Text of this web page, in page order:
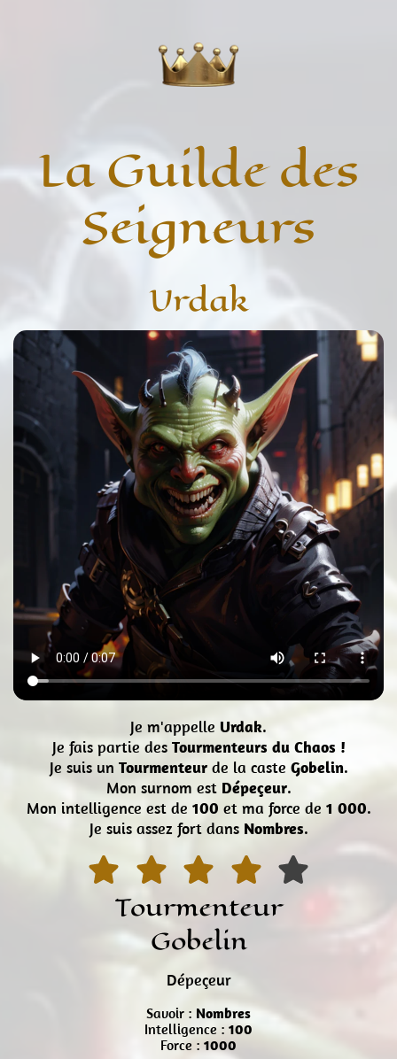
La Guilde des
Seigneurs
Urdak
Je m'appelle Urdak.
Je fais partie des Tourmenteurs du Chaos !
Je suis un Tourmenteurde la caste Gobelin.
Mon surnom est Dépeçeur.
Mon intelligence est de 100 et ma force de 1 000.
Je suis assez fort dans Nombres.
Tourmenteur
Gobelin
Dépeçeur
Savoir : Nombres
Intelligence : 100
Force : 1000